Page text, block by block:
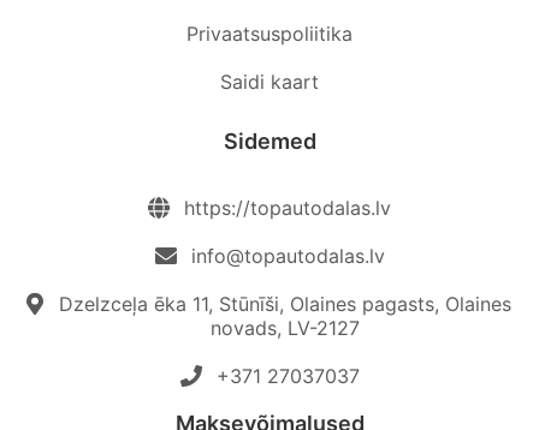
Privaatsuspoliitika
Saidi kaart
Sidemed
https://topautodalas.lv
info@topautodalas.lv
Dzelzceļa ēka 11, Stūnīši, Olaines pagasts, Olaines
novads, LV-2127
+371 27037037‬
Maksevõimalused